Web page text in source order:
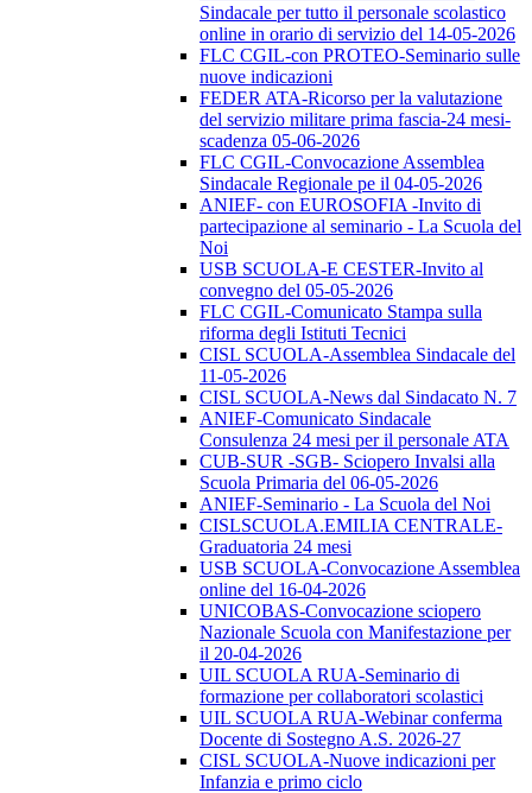
Sindacale per tutto il personale scolastico
online in orario di servizio del 14-05-2026
FLC CGIL-con PROTEO-Seminario sulle
nuove indicazioni
FEDER ATA-Ricorso per la valutazione
del servizio militare prima fascia-24 mesi-
scadenza 05-06-2026
FLC CGIL-Convocazione Assemblea
Sindacale Regionale pe il 04-05-2026
ANIEF- con EUROSOFIA -Invito di
partecipazione al seminario - La Scuola del
Noi
USB SCUOLA-E CESTER-Invito al
convegno del 05-05-2026
FLC CGIL-Comunicato Stampa sulla
riforma degli Istituti Tecnici
CISL SCUOLA-Assemblea Sindacale del
11-05-2026
CISL SCUOLA-News dal Sindacato N. 7
ANIEF-Comunicato Sindacale
Consulenza 24 mesi per il personale ATA
CUB-SUR -SGB- Sciopero Invalsi alla
Scuola Primaria del 06-05-2026
ANIEF-Seminario - La Scuola del Noi
CISLSCUOLA.EMILIA CENTRALE-
Graduatoria 24 mesi
USB SCUOLA-Convocazione Assemblea
online del 16-04-2026
UNICOBAS-Convocazione sciopero
Nazionale Scuola con Manifestazione per
il 20-04-2026
UIL SCUOLA RUA-Seminario di
formazione per collaboratori scolastici
UIL SCUOLA RUA-Webinar conferma
Docente di Sostegno A.S. 2026-27
CISL SCUOLA-Nuove indicazioni per
Infanzia e primo ciclo